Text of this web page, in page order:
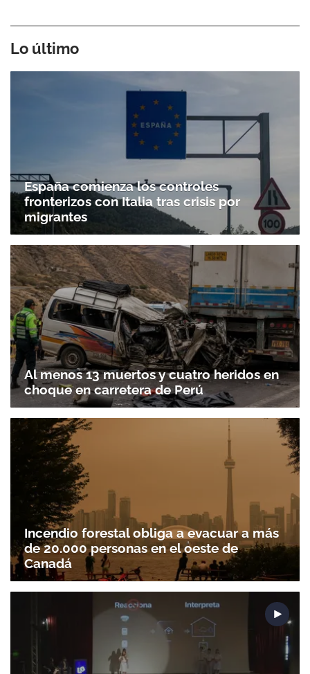
Lo último
España comienza los controles
fronterizos con Italia tras crisis por
migrantes
Al menos 13 muertos y cuatro heridos en
choque en carretera de Perú
Incendio forestal obliga a evacuar a más
de 20.000 personas en el oeste de
Canadá